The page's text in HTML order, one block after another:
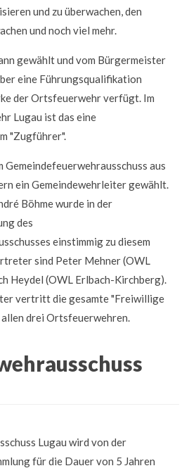
und zu überwachen, den
und noch viel mehr.
gewählt und vom Bürgermeister
eine Führungsqualifikation
der Ortsfeuerwehr verfügt. Im
Lugau ist das eine
"Zugführer".
Gemeindefeuerwehrausschuss aus
ein Gemeindewehrleiter gewählt.
Böhme wurde in der
des
einstimmig zu diesem
sind Peter Mehner (OWL
Heydel (OWL Erlbach-Kirchberg).
vertritt die gesamte "Freiwillige
drei Ortsfeuerwehren.
Lugau wird von der
für die Dauer von 5 Jahren